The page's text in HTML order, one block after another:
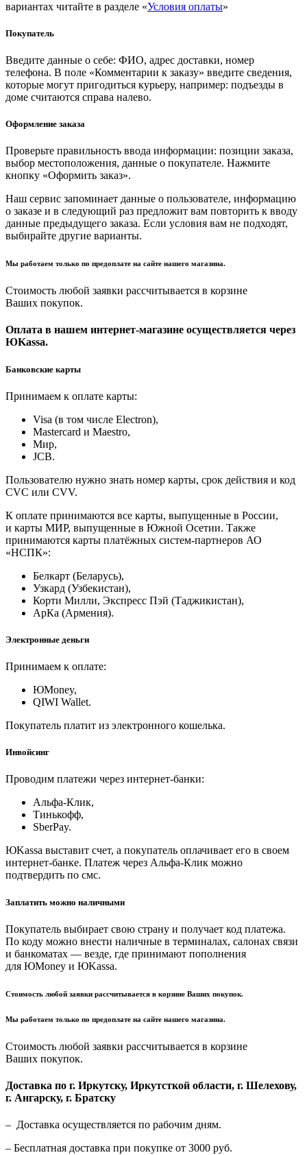
вариантах читайте в разделе «Условия оплаты»
Покупатель
Введите данные о себе: ФИО, адрес доставки, номер
телефона. В поле «Комментарии к заказу» введите сведения,
которые могут пригодиться курьеру, например: подъезды в
доме считаются справа налево.
Оформление заказа
Проверьте правильность ввода информации: позиции заказа,
выбор местоположения, данные о покупателе. Нажмите
кнопку «Оформить заказ».
Наш сервис запоминает данные о пользователе, информацию
о заказе и в следующий раз предложит вам повторить к вводу
данные предыдущего заказа. Если условия вам не подходят,
выбирайте другие варианты.
Мы работаем только по предоплате на сайте нашего магазина.
Стоимость любой заявки рассчитывается в корзине
Ваших покупок.
Оплата в нашем интернет-магазине осуществляется через
ЮKassa.
Банковские карты
Принимаем к оплате карты:
Visa (в том числе Electron),
Masterсard и Maestro,
Мир,
JCB.
Пользователю нужно знать номер карты, срок действия и код
CVC или CVV.
К оплате принимаются все карты, выпущенные в России,
и карты МИР, выпущенные в Южной Осетии. Также
принимаются карты платёжных систем-партнеров АО
«НСПК»:
Белкарт (Беларусь),
Узкард (Узбекистан),
Корти Милли, Экспресс Пэй (Таджикистан),
АрКа (Армения).
Электронные деньги
Принимаем к оплате:
ЮMoney,
QIWI Wallet.
Покупатель платит из электронного кошелька.
Инвойсинг
Проводим платежи через интернет-банки:
Альфа-Клик,
Тинькофф,
SberPay.
ЮKassa выставит счет, а покупатель оплачивает его в своем
интернет-банке. Платеж через Альфа-Клик можно
подтвердить по смс.
Заплатить можно наличными
Покупатель выбирает свою страну и получает код платежа.
По коду можно внести наличные в терминалах, салонах связи
и банкоматах — везде, где принимают пополнения
для ЮMoney и ЮKassa.
Стоимость любой заявки рассчитывается в корзине Ваших покупок.
Мы работаем только по предоплате на сайте нашего магазина.
Стоимость любой заявки рассчитывается в корзине
Ваших покупок.
Доставка по г. Иркутску, Иркутсткой области, г. Шелехову,
г. Ангарску, г. Братску
– Доставка осуществляется по рабочим дням.
– Бесплатная доставка при покупке от 3000 руб.